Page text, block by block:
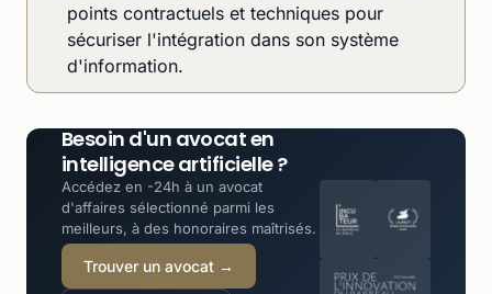
points contractuels et techniques pour
sécuriser l'intégration dans son système
d'information.
Besoin d'un avocat en
intelligence artificielle ?
Accédez en -24h à un avocat
d'affaires sélectionné parmi les
meilleurs, à des honoraires maîtrisés.
Trouver un avocat →